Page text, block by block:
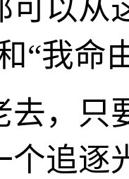
可以从
“我命
去，只
个追逐